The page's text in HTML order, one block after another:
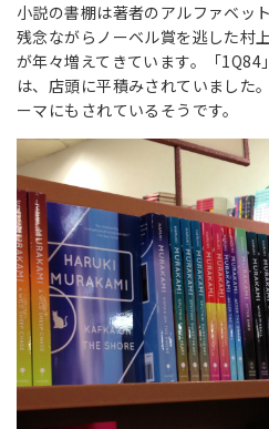
小説の書棚は著者のアルファベッ
残念ながらノーベル賞を逃した村
が年々増えてきています。「
は、店頭に平積みされていました
ーマにもされているそうです。